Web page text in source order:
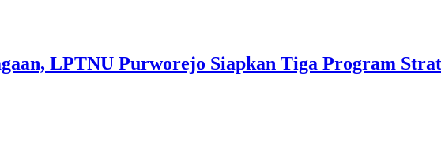
LPTNU Purworejo Siapkan Tiga Program